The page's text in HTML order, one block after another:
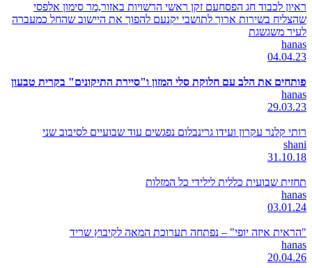
ראיון לכבוד חג הפסחעם זקן ראשי הרשויות באזור,מר סימון אלפסי
שהצליח בשירות ארוך לתושבי יקנעם להפוך את היישוב שהחל כמעברה
לעיר משגשגת
hanas
04.04.23
פותחים את הלב עם חלוקת סלי המזון ו"סיירת התיקונים" בקרית טבעון
hanas
29.03.23
רותי קלנר עקרון ועידו גרינבלום נפגשים עוד שבועיים לסיבוב שני
shani
31.10.18
תחזית שבועית כללית לילידי כל המזלות
hanas
03.01.24
"הראית איזה יופי" – נפתחה תערוכת המאה לקיבוץ שריד
hanas
20.04.26